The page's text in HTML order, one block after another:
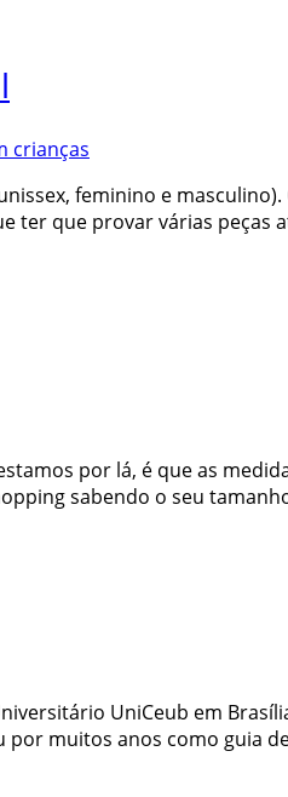
crianças
feminino e
ter que provar várias
por lá, é que as
sabendo o seu
UniCeub em
muitos anos como guia